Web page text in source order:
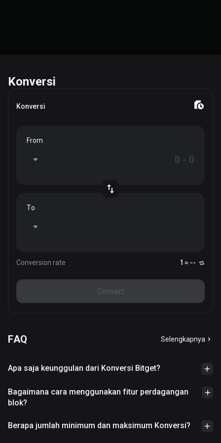
Konversi
Konversi
From
To
Conversion rate 1 ≈ --
Convert
FAQ Selengkapnya
Apa saja keunggulan dari Konversi Bitget?
Bagaimana cara menggunakan fitur perdagangan
blok?
Berapa jumlah minimum dan maksimum Konversi?